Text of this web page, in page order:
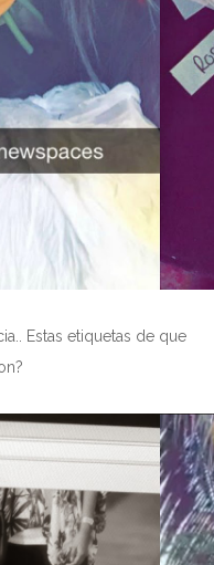
Estas etiquetas de que